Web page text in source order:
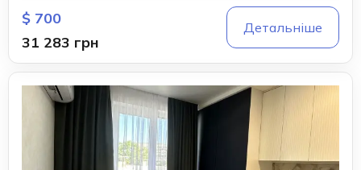
$ 700
31 283 грн
Детальніше